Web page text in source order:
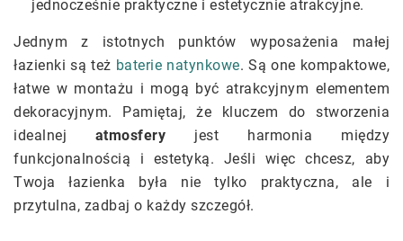
jednocześnie praktyczne i estetycznie atrakcyjne.
Jednym z istotnych punktów wyposażenia małej
łazienki są też baterie natynkowe. Są one kompaktowe,
łatwe w montażu i mogą być atrakcyjnym elementem
dekoracyjnym. Pamiętaj, że kluczem do stworzenia
idealnej atmosfery jest harmonia między
funkcjonalnością i estetyką. Jeśli więc chcesz, aby
Twoja łazienka była nie tylko praktyczna, ale i
przytulna, zadbaj o każdy szczegół.